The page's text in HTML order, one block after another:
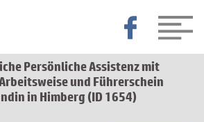
Persönliche Assistenz mit
und Führerschein
in Himberg (ID 1654)